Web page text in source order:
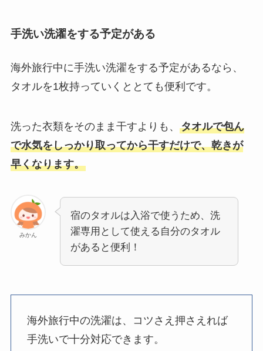
手洗い洗濯をする予定がある
海外旅行中に手洗い洗濯をする予定があるなら、
タオルを1枚持っていくととても便利です。
洗った衣類をそのまま干すよりも、 タオルで包ん
で水気をしっかり取ってから干すだけで、乾きが
早くなります。
みかん
宿のタオルは入浴で使うため、洗
濯専用として使える自分のタオル
があると便利！
海外旅行中の洗濯は、コツさえ押さえれば
手洗いで十分対応できます。